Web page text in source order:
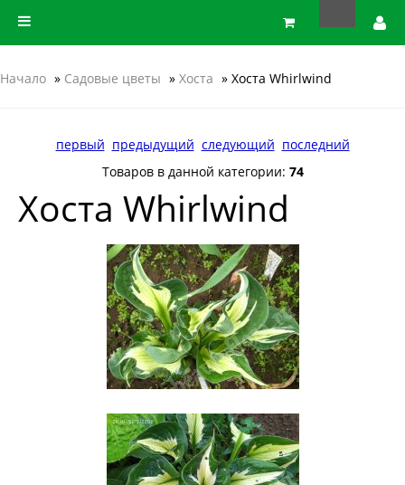
Начало » Садовые цветы » Хоста » Хоста Whirlwind
первый предыдущий следующий последний
Товаров в данной категории: 74
Хоста Whirlwind